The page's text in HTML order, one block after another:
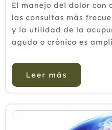
El manejo del dolor con
las consultas más
y la utilidad de la
agudo o crónico es
reconocida para el
beneficios...
Leer más